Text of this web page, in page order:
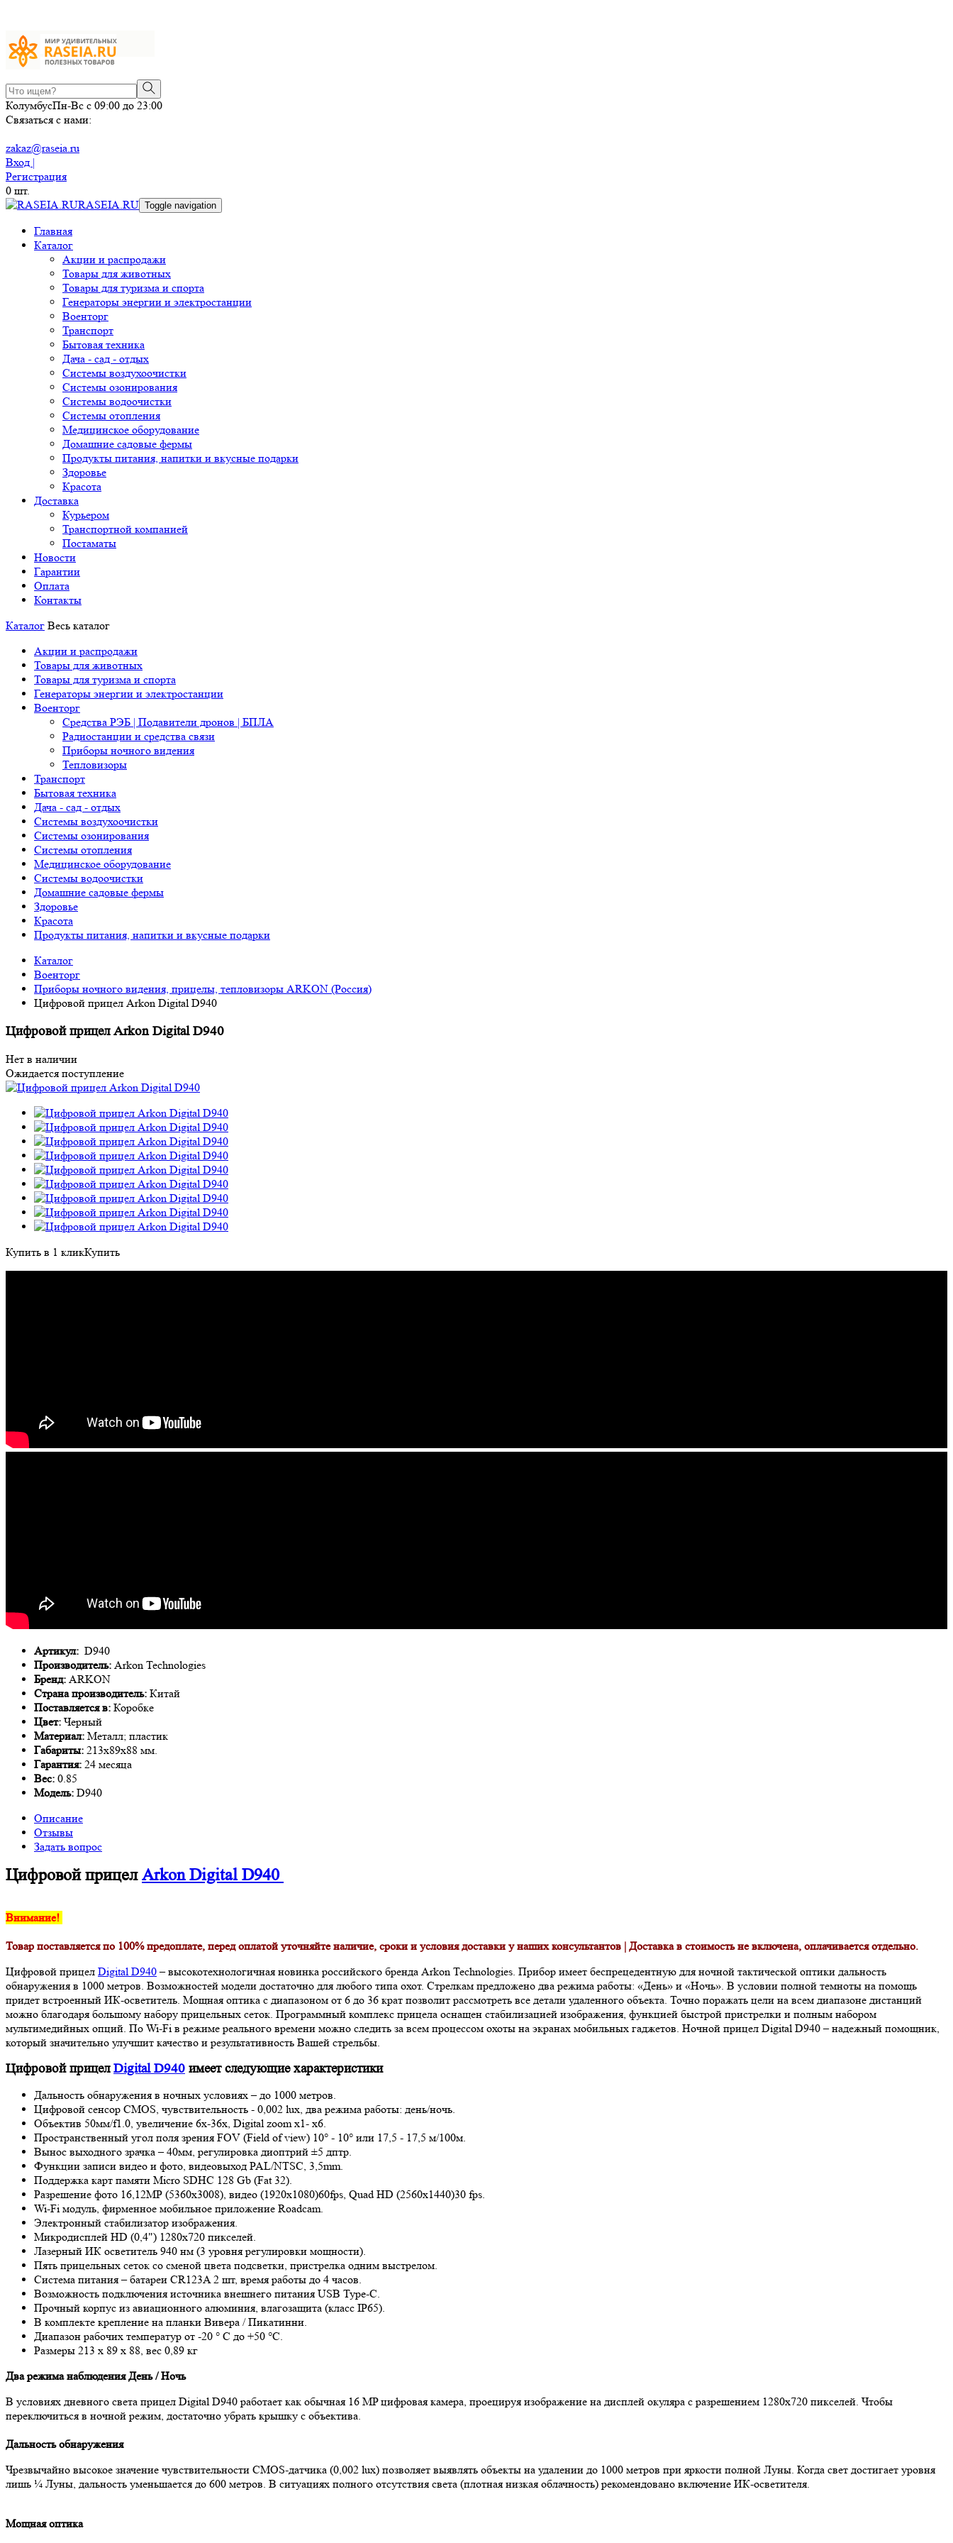
КолумбусПн-Вс с 09:00 до 23:00
Связаться с нами:
zakaz@raseia.ru
Вход |
Регистрация
0 шт.
RASEIA.RU Toggle navigation
Главная
Каталог
Акции и распродажи
Товары для животных
Товары для туризма и спорта
Генераторы энергии и электростанции
Военторг
Транспорт
Бытовая техника
Дача - сад - отдых
Системы воздухоочистки
Системы озонирования
Системы водоочистки
Системы отопления
Медицинское оборудование
Домашние садовые фермы
Продукты питания, напитки и вкусные подарки
Здоровье
Красота
Доставка
Курьером
Транспортной компанией
Постаматы
Новости
Гарантии
Оплата
Контакты
Каталог Весь каталог
Акции и распродажи
Товары для животных
Товары для туризма и спорта
Генераторы энергии и электростанции
Военторг
Средства РЭБ | Подавители дронов | БПЛА
Радиостанции и средства связи
Приборы ночного видения
Тепловизоры
Транспорт
Бытовая техника
Дача - сад - отдых
Системы воздухоочистки
Системы озонирования
Системы отопления
Медицинское оборудование
Системы водоочистки
Домашние садовые фермы
Здоровье
Красота
Продукты питания, напитки и вкусные подарки
Каталог
Военторг
Приборы ночного видения, прицелы, тепловизоры ARKON (Россия)
Цифровой прицел Arkon Digital D940
Цифровой прицел Arkon Digital D940
Нет в наличии
Ожидается поступление
Купить в 1 кликКупить
Артикул: D940
Производитель: Arkon Technologies
Бренд: ARKON
Страна производитель: Китай
Поставляется в: Коробке
Цвет: Черный
Материал: Металл; пластик
Габариты: 213х89х88 мм.
Гарантия: 24 месяца
Вес: 0.85
Модель: D940
Описание
Отзывы
Задать вопрос
Цифровой прицелArkon Digital D940
Внимание!
Товар поставляется по 100% предоплате, перед оплатой уточняйте наличие, сроки и условия доставки у наших консультантов | Доставка в стоимость не включена, оплачивается отдельно.
Цифровой прицел Digital D940– высокотехнологичная новинка российского бренда Arkon Technologies. Прибор имеет беспрецедентную для ночной тактической оптики дальность
обнаружения в 1000 метров. Возможностей модели достаточно для любого типа охот. Стрелкам предложено два режима работы: «День» и «Ночь». В условии полной темноты на помощь
придет встроенный ИК-осветитель. Мощная оптика с диапазоном от 6 до 36 крат позволит рассмотреть все детали удаленного объекта. Точно поражать цели на всем диапазоне дистанций
можно благодаря большому набору прицельных сеток. Программный комплекс прицела оснащен стабилизацией изображения, функцией быстрой пристрелки и полным набором
мультимедийных опций. По Wi-Fi в режиме реального времени можно следить за всем процессом охоты на экранах мобильных гаджетов. Ночной прицел Digital D940 – надежный помощник,
который значительно улучшит качество и результативность Вашей стрельбы.
Цифровой прицелDigital D940 имеет следующие характеристики
Дальность обнаружения в ночных условиях – до 1000 метров.
Цифровой сенсор CMOS, чувствительность - 0,002 lux, два режима работы: день/ночь.
Объектив 50мм/f1.0, увеличение 6х-36х, Digital zoom x1- х6.
Пространственный угол поля зрения FOV (Field of view) 10° - 10° или 17,5 - 17,5 м/100м.
Вынос выходного зрачка – 40мм, регулировка диоптрий ±5 дптр.
Функции записи видео и фото, видеовыход PAL/NTSC, 3,5mm.
Поддержка карт памяти Micro SDHC 128 Gb (Fat 32).
Разрешение фото 16,12МР (5360х3008), видео (1920х1080)60fps, Quad HD (2560x1440)30 fps.
Wi-Fi модуль, фирменное мобильное приложение Roadcam.
Электронный стабилизатор изображения.
Микродисплей HD (0,4") 1280х720 пикселей.
Лазерный ИК осветитель 940 нм (3 уровня регулировки мощности).
Пять прицельных сеток со сменой цвета подсветки, пристрелка одним выстрелом.
Система питания – батареи CR123A 2 шт, время работы до 4 часов.
Возможность подключения источника внешнего питания USB Type-C.
Прочный корпус из авиационного алюминия, влагозащита (класс IP65).
В комплекте крепление на планки Вивера / Пикатинни.
Диапазон рабочих температур от -20 ° C до +50 °C.
Размеры 213 x 89 х 88, вес 0,89 кг
Два режима наблюдения День / Ночь
В условиях дневного света прицел Digital D940 работает как обычная 16 МP цифровая камера, проецируя изображение на дисплей окуляра с разрешением 1280х720 пикселей. Чтобы
переключиться в ночной режим, достаточно убрать крышку с объектива.
Дальность обнаружения
Чрезвычайно высокое значение чувствительности CMOS-датчика (0,002 lux) позволяет выявлять объекты на удалении до 1000 метров при яркости полной Луны. Когда свет достигает уровня
лишь ¼ Луны, дальность уменьшается до 600 метров. В ситуациях полного отсутствия света (плотная низкая облачность) рекомендовано включение ИК-осветителя.
Мощная оптика